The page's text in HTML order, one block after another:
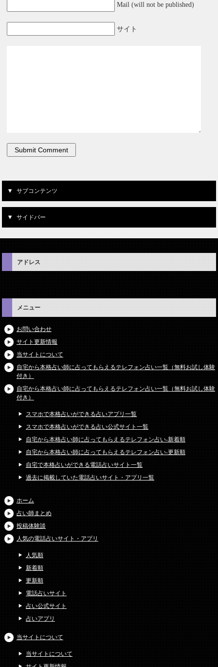
Mail (will not be published)
サイト
サブコンテンツ
サイドバー
アドレス
メニュー
お問い合わせ
サイト更新情報
当サイトについて
自宅から本格占い師に占ってもらえるテレフォン占い一覧（無料お試し体験
付き）
自宅から本格占い師に占ってもらえるテレフォン占い一覧（無料お試し体験
付き）
スマホで本格占いができる占いアプリ一覧
スマホで本格占いができる占い公式サイト一覧
自宅から本格占い師に占ってもらえるテレフォン占い-新着順
自宅から本格占い師に占ってもらえるテレフォン占い-更新順
自宅で本格占いができる電話占いサイト一覧
過去に掲載していた電話占いサイト・アプリ一覧
ホーム
占い師まとめ
投稿体験談
人気の電話占いサイト・アプリ
人気順
新着順
更新順
電話占いサイト
占い公式サイト
占いアプリ
当サイトについて
当サイトについて